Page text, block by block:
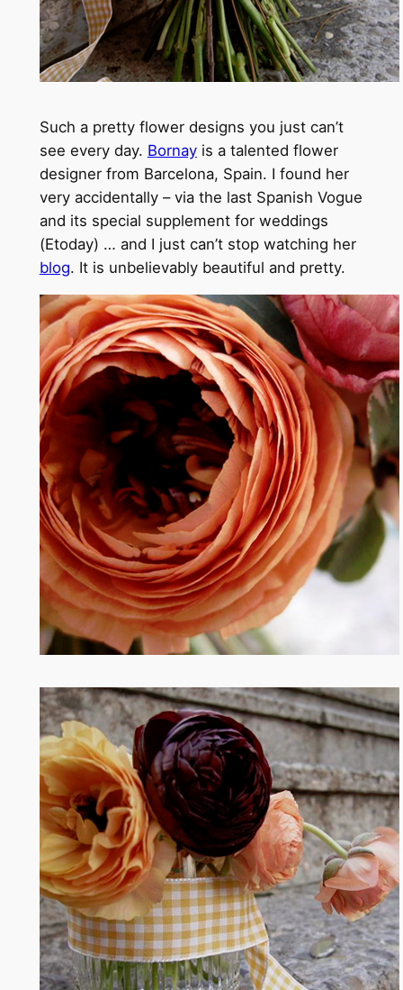
Such a pretty flower designs you just can’t
see every day. Bornayis a talented flower
designer from Barcelona, Spain. I found her
very accidentally – via the last Spanish Vogue
and its special supplement for weddings
(Еtoday) … and I just can’t stop watching her
blog. It is unbelievably beautiful and pretty.